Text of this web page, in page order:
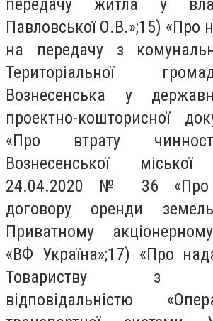
передачу житла у
Павловської О.В.»;15) «Про
на передачу з
Територіальної
Вознесенська у
проектно-кошторисної
«Про втрату
Вознесенської
24.04.2020 № 36 «Про
договору оренди
Приватному
«ВФ Україна»;17) «Про
Товариству з
відповідальністю